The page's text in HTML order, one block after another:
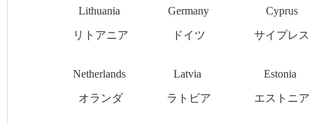
Lithuania
リトアニア
Germany
ドイツ
Cyprus
サイプレス
Netherlands
オランダ
Latvia
ラトビア
Estonia
エストニア